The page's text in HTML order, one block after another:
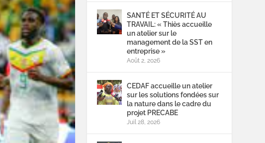
SANTÉ ET SÉCURITÉ AU
TRAVAIL: « Thiès accueille
un atelier sur le
management de la SST en
entreprise »
Août 2, 2026
CEDAF accueille un atelier
sur les solutions fondées sur
la nature dans le cadre du
projet PRECABE
Juil 28, 2026